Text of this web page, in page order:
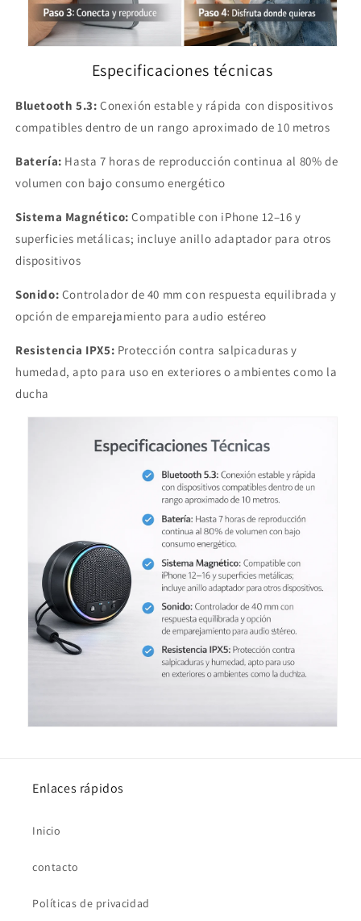
Especificaciones técnicas
Bluetooth 5.3: Conexión estable y rápida con dispositivos
compatibles dentro de un rango aproximado de 10 metros
Batería: Hasta 7 horas de reproducción continua al 80% de
volumen con bajo consumo energético
Sistema Magnético: Compatible con iPhone 12–16 y
superficies metálicas; incluye anillo adaptador para otros
dispositivos
Sonido: Controlador de 40 mm con respuesta equilibrada y
opción de emparejamiento para audio estéreo
Resistencia IPX5: Protección contra salpicaduras y
humedad, apto para uso en exteriores o ambientes como la
ducha
Enlaces rápidos
Inicio
contacto
Políticas de privacidad